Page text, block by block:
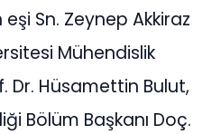
Sn. Zeynep Akkiraz
Mühendislik
Dr. Hüsamettin Bulut,
Bölüm Başkanı Doç.